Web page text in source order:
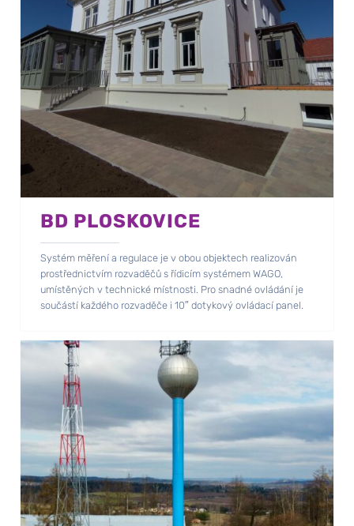
BD PLOSKOVICE
Systém měření a regulace je v obou objektech realizován
prostřednictvím rozvaděčů s řídicím systémem WAGO,
umístěných v technické místnosti. Pro snadné ovládání je
součástí každého rozvaděče i 10″ dotykový ovládací panel.